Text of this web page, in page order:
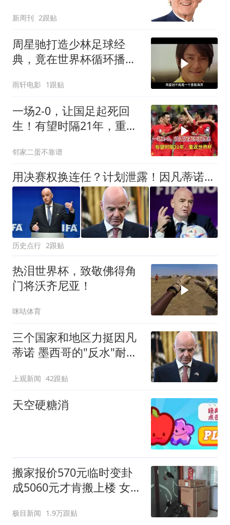
新周刊 2跟贴
周星驰打造少林足球经
典，竟在世界杯循环播
雨轩电影 1跟贴
一场2-0，让国足起死回
生！有望时隔21年，重返
邻家二蛋不靠谱
用决赛权换连任？计划泄露！因凡蒂诺遭多国抛弃，辞职倒计时！
历史点行 2跟贴
热泪世界杯，致敬佛得角
门将沃齐尼亚！
咪咕体育
三个国家和地区力挺因凡
蒂诺 墨西哥的"反水"耐人
上观新闻 42跟贴
天空硬糖消
搬家报价570元临时变卦
成5060元才肯搬上楼 女子
极目新闻 1.9万跟贴